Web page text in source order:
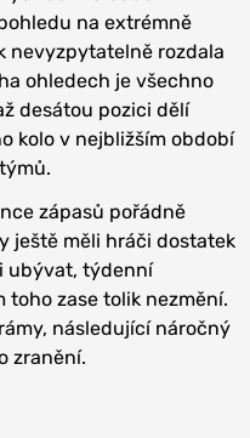
na extrémně
nevyzpytatelně rozdala
ohledech je všechno
desátou pozici dělí
kolo v nejbližším období
zápasů pořádně
ještě měli hráči dostatek
ubývat, týdenní
zase tolik nezmění.
následující náročný
zranění.